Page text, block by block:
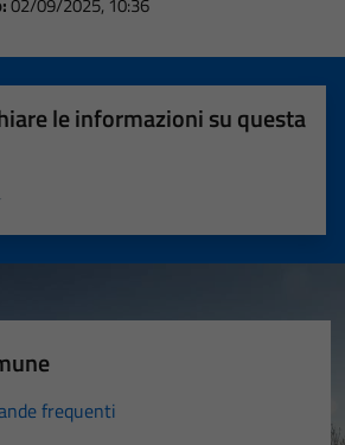
02/09/2025, 10:36
le informazioni su questa
5 stelle su 5
stelle su 5
su 5
5
frequenti